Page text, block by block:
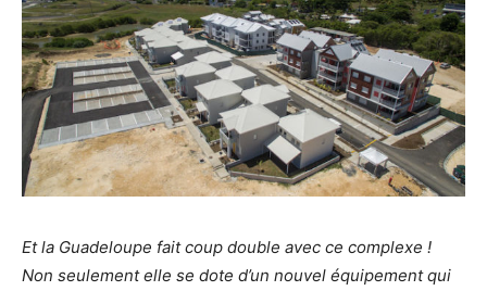
Et la Guadeloupe fait coup double avec ce complexe !
Non seulement elle se dote d’un nouvel équipement qui